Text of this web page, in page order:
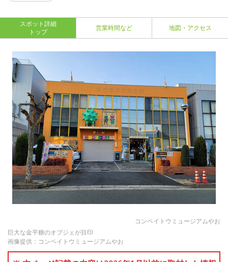
スポット詳細
トップ
営業時間など 地図・アクセス
コンペイトウミュージアムやお
巨大な金平糖のオブジェが目印
画像提供：コンペイトウミュージアムやお